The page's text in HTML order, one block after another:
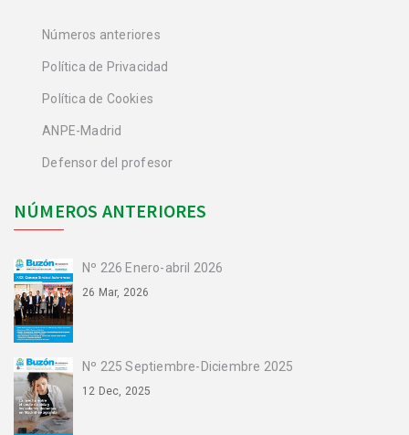
Números anteriores
Política de Privacidad
Política de Cookies
ANPE-Madrid
Defensor del profesor
NÚMEROS ANTERIORES
Nº 226 Enero-abril 2026
26 Mar, 2026
Nº 225 Septiembre-Diciembre 2025
12 Dec, 2025